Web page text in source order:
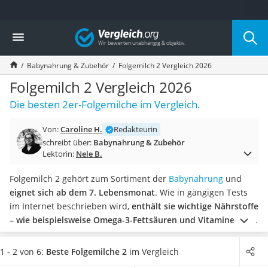
Die beliebtesten Vergleiche nach Kategorie
Kind & Baby
Babyphone mit 2 Kameras
Walkie-Talkie Kinder
Kindermatratzen
Babywippe
Rollschuhe für Kinder
Laufrad
Kinderschubkarre
Kinderuhr
Babyphone
Treppenschutzgitter
Kindersitz ab 4 Jahren
Kinderroller 3 Räder
Ferngesteuertes Auto
Vergleich
Babynahrung & Zubehör Folgemilch 2 Vergleich 2026
Folgemilch 2 Vergleich 2026
Die besten 2er-Folgemilche im Vergleich.
Von:Caroline H.
Redakteurin
schreibt über: Babynahrung & Zubehör
Lektorin: Nele B.
Folgemilch 2 gehört zum Sortiment der Babynahrung und
eignet sich ab dem 7. Lebensmonat. Wie in gängigen Tests
im Internet beschrieben wird, enthält sie wichtige Nährstoffe
– wie beispielsweise Omega-3-Fettsäuren und Vitamine –, die
Ihr Kind für eine optimale Entwicklung benötigt. Bei
biozertifizierten Produkten können Sie sicher sein, dass alle
1 - 2 von 6: Beste Folgemilche 2 im Vergleich